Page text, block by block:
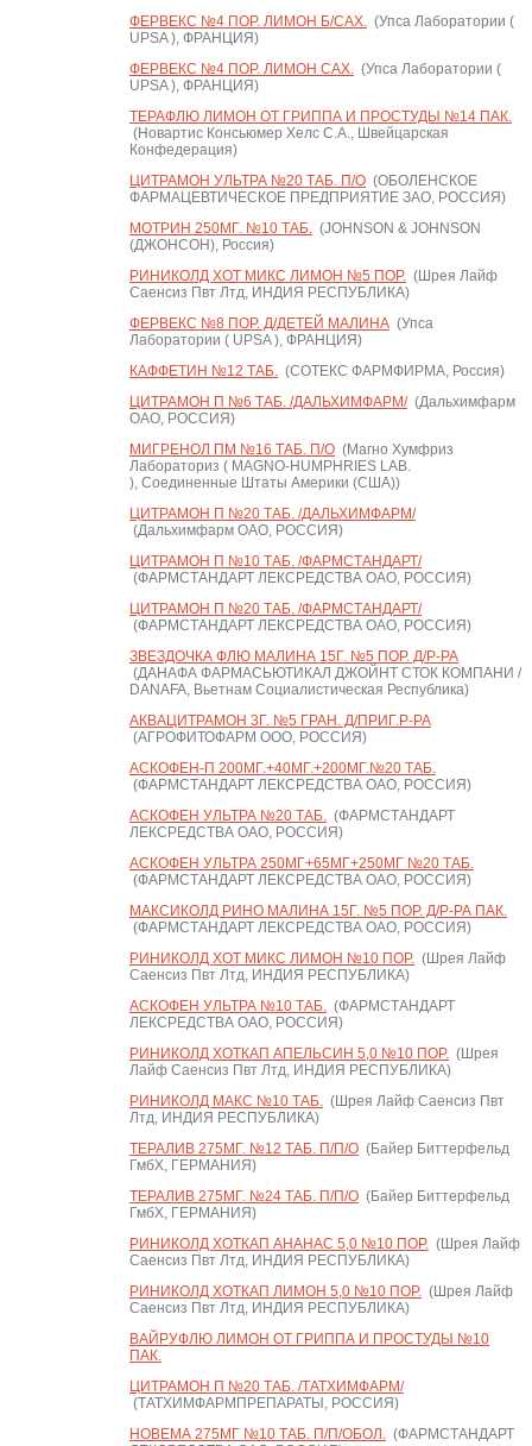
ФЕРВЕКС №4 ПОР. ЛИМОН Б/САХ.(Упса Лаборатории (
UPSA ), ФРАНЦИЯ)
ФЕРВЕКС №4 ПОР. ЛИМОН САХ.(Упса Лаборатории (
UPSA ), ФРАНЦИЯ)
ТЕРАФЛЮ ЛИМОН ОТ ГРИППА И ПРОСТУДЫ №14 ПАК.
(Новартис Консьюмер Хелс С.А., Швейцарская
Конфедерация)
ЦИТРАМОН УЛЬТРА №20 ТАБ. П/О(ОБОЛЕНСКОЕ
ФАРМАЦЕВТИЧЕСКОЕ ПРЕДПРИЯТИЕ ЗАО, РОССИЯ)
МОТРИН 250МГ. №10 ТАБ.(JOHNSON & JOHNSON
(ДЖОНСОН), Россия)
РИНИКОЛД ХОТ МИКС ЛИМОН №5 ПОР.(Шрея Лайф
Саенсиз Пвт Лтд, ИНДИЯ РЕСПУБЛИКА)
ФЕРВЕКС №8 ПОР. Д/ДЕТЕЙ МАЛИНА(Упса
Лаборатории ( UPSA ), ФРАНЦИЯ)
КАФФЕТИН №12 ТАБ.(СОТЕКС ФАРМФИРМА, Россия)
ЦИТРАМОН П №6 ТАБ. /ДАЛЬХИМФАРМ/(Дальхимфарм
ОАО, РОССИЯ)
МИГРЕНОЛ ПМ №16 ТАБ. П/О(Магно Хумфриз
Лабораториз ( MAGNO-HUMPHRIES LAB.
), Соединенные Штаты Америки (США))
ЦИТРАМОН П №20 ТАБ. /ДАЛЬХИМФАРМ/
(Дальхимфарм ОАО, РОССИЯ)
ЦИТРАМОН П №10 ТАБ. /ФАРМСТАНДАРТ/
(ФАРМСТАНДАРТ ЛЕКСРЕДСТВА ОАО, РОССИЯ)
ЦИТРАМОН П №20 ТАБ. /ФАРМСТАНДАРТ/
(ФАРМСТАНДАРТ ЛЕКСРЕДСТВА ОАО, РОССИЯ)
ЗВЕЗДОЧКА ФЛЮ МАЛИНА 15Г. №5 ПОР. Д/Р-РА
(ДАНАФА ФАРМАСЬЮТИКАЛ ДЖОЙНТ СТОК КОМПАНИ /
DANAFA, Вьетнам Социалистическая Республика)
АКВАЦИТРАМОН 3Г. №5 ГРАН. Д/ПРИГ.Р-РА
(АГРОФИТОФАРМ ООО, РОССИЯ)
АСКОФЕН-П 200МГ.+40МГ.+200МГ.№20 ТАБ.
(ФАРМСТАНДАРТ ЛЕКСРЕДСТВА ОАО, РОССИЯ)
АСКОФЕН УЛЬТРА №20 ТАБ.(ФАРМСТАНДАРТ
ЛЕКСРЕДСТВА ОАО, РОССИЯ)
АСКОФЕН УЛЬТРА 250МГ+65МГ+250МГ №20 ТАБ.
(ФАРМСТАНДАРТ ЛЕКСРЕДСТВА ОАО, РОССИЯ)
МАКСИКОЛД РИНО МАЛИНА 15Г. №5 ПОР. Д/Р-РА ПАК.
(ФАРМСТАНДАРТ ЛЕКСРЕДСТВА ОАО, РОССИЯ)
РИНИКОЛД ХОТ МИКС ЛИМОН №10 ПОР.(Шрея Лайф
Саенсиз Пвт Лтд, ИНДИЯ РЕСПУБЛИКА)
АСКОФЕН УЛЬТРА №10 ТАБ.(ФАРМСТАНДАРТ
ЛЕКСРЕДСТВА ОАО, РОССИЯ)
РИНИКОЛД ХОТКАП АПЕЛЬСИН 5,0 №10 ПОР.(Шрея
Лайф Саенсиз Пвт Лтд, ИНДИЯ РЕСПУБЛИКА)
РИНИКОЛД МАКС №10 ТАБ.(Шрея Лайф Саенсиз Пвт
Лтд, ИНДИЯ РЕСПУБЛИКА)
ТЕРАЛИВ 275МГ. №12 ТАБ. П/П/О(Байер Биттерфельд
ГмбХ, ГЕРМАНИЯ)
ТЕРАЛИВ 275МГ. №24 ТАБ. П/П/О(Байер Биттерфельд
ГмбХ, ГЕРМАНИЯ)
РИНИКОЛД ХОТКАП АНАНАС 5,0 №10 ПОР.(Шрея Лайф
Саенсиз Пвт Лтд, ИНДИЯ РЕСПУБЛИКА)
РИНИКОЛД ХОТКАП ЛИМОН 5,0 №10 ПОР.(Шрея Лайф
Саенсиз Пвт Лтд, ИНДИЯ РЕСПУБЛИКА)
ВАЙРУФЛЮ ЛИМОН ОТ ГРИППА И ПРОСТУДЫ №10
ПАК.
ЦИТРАМОН П №20 ТАБ. /ТАТХИМФАРМ/
(ТАТХИМФАРМПРЕПАРАТЫ, РОССИЯ)
НОВЕМА 275МГ №10 ТАБ. П/П/ОБОЛ.(ФАРМСТАНДАРТ